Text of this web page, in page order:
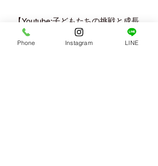
【Youtube:子どもたちの挑戦と成長
の記録】
Phone Instagram LINE